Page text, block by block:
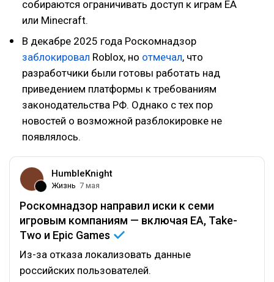
собираются ограничивать доступ к играм EA
или Minecraft.
В декабре 2025 года Роскомнадзор
заблокировал Roblox, но отмечал, что
разработчики были готовы работать над
приведением платформы к требованиям
законодательства РФ. Однако с тех пор
новостей о возможной разблокировке не
появлялось.
HumbleKnight
Жизнь 7 мая
Роскомнадзор направил иски к семи
игровым компаниям — включая EA, Take-
Two и Epic Games
Из-за отказа локализовать данные
российских пользователей.